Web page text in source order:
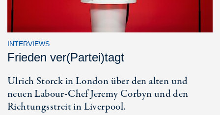
INTERVIEWS
Frieden ver(Partei)tagt
Ulrich Storck in London über den alten und
neuen Labour-Chef Jeremy Corbyn und den
Richtungsstreit in Liverpool.